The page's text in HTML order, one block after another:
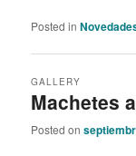
Posted in
Machetes
GALLERY
Posted on